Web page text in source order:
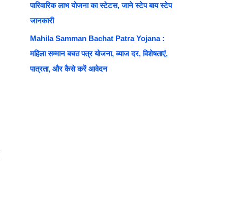
पारिवारिक लाभ योजना का स्टेटस, जाने स्टेप बाय स्टेप
जानकारी
Mahila Samman Bachat Patra Yojana :
महिला सम्मान बचत पत्र योजना, ब्याज दर, विशेषताएं,
पात्रता, और कैसे करें आवेदन